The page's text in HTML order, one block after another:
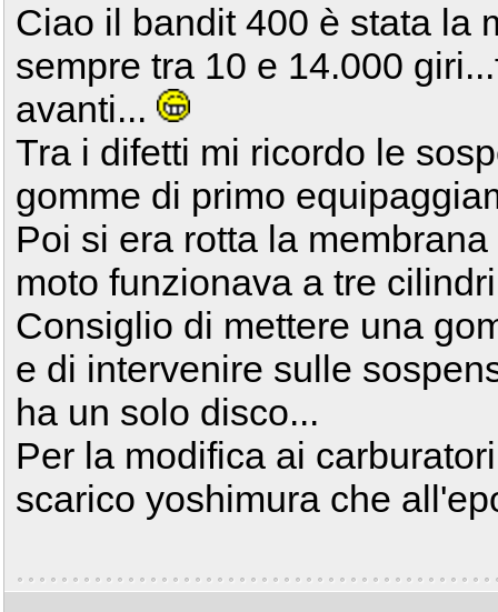
Ciao il bandit 400 è stata la
sempre tra 10 e 14.000
avanti...
Tra i difetti mi ricordo le
gomme di primo
Poi si era rotta la
moto funzionava a tre
Consiglio di mettere una
e di intervenire sulle
ha un solo disco...
Per la modifica ai
scarico yoshimura che